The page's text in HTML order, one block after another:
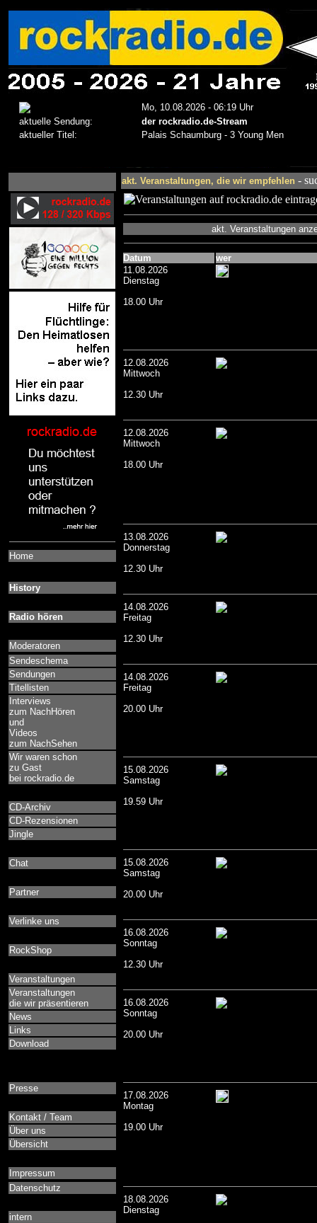
Home
History
Radio hören
Moderatoren
Sendeschema
Sendungen
Titellisten
Interviews
zum NachHören
und
Videos
zum NachSehen
Wir waren schon
zu Gast
bei rockradio.de
CD-Archiv
CD-Rezensionen
Jingle
Chat
Partner
Verlinke uns
RockShop
Veranstaltungen
Veranstaltungen
die wir präsentieren
News
Links
Download
Presse
Kontakt / Team
Über uns
Übersicht
Impressum
Datenschutz
intern
akt. Veranstaltungen, die wir empfehlen -
akt. Veranstaltungen
Datum
wer
11.08.2026
Dienstag
18.00 Uhr
12.08.2026
Mittwoch
12.30 Uhr
12.08.2026
Mittwoch
18.00 Uhr
13.08.2026
Donnerstag
12.30 Uhr
14.08.2026
Freitag
12.30 Uhr
14.08.2026
Freitag
20.00 Uhr
15.08.2026
Samstag
19.59 Uhr
15.08.2026
Samstag
20.00 Uhr
16.08.2026
Sonntag
12.30 Uhr
16.08.2026
Sonntag
20.00 Uhr
17.08.2026
Montag
19.00 Uhr
18.08.2026
Dienstag